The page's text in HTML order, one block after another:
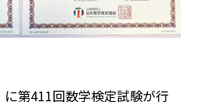
第411回数学検定試験が行